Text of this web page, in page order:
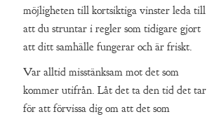
möjligheten till kortsiktiga vinster leda till
att du struntar i regler som tidigare gjort
att ditt samhälle fungerar och är friskt.
Var alltid misstänksam mot det som
kommer utifrån. Låt det ta den tid det tar
för att förvissa dig om att det som